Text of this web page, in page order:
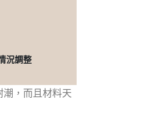
況調整
潮，而且材料天